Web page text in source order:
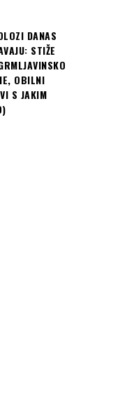
DANAS
STIŽE
OBILNI
S JAKIM